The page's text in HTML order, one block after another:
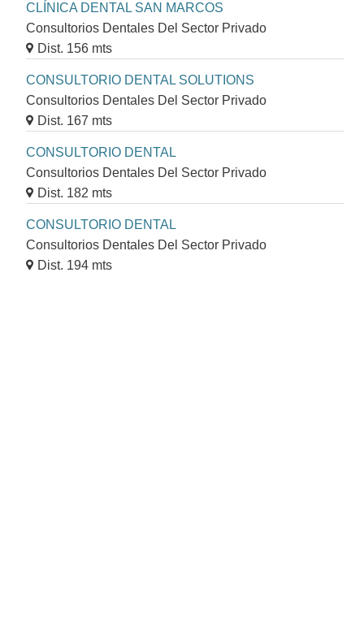
CLÍNICA DENTAL SAN MARCOS
Consultorios Dentales Del Sector Privado
Dist. 156 mts
CONSULTORIO DENTAL SOLUTIONS
Consultorios Dentales Del Sector Privado
Dist. 167 mts
CONSULTORIO DENTAL
Consultorios Dentales Del Sector Privado
Dist. 182 mts
CONSULTORIO DENTAL
Consultorios Dentales Del Sector Privado
Dist. 194 mts